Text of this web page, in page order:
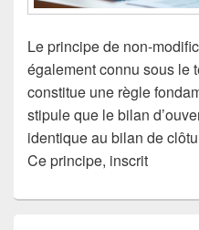
Le principe de non-
également connu sous le
constitue une règle
stipule que le bilan
identique au bilan de
Ce principe, inscrit